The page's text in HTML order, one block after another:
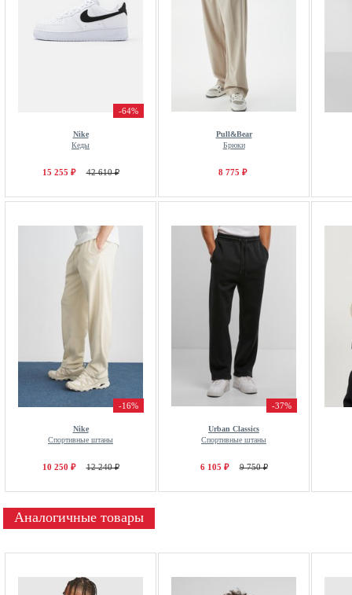
-64%
Nike
Кеды
15 255 ₽ 42 610 ₽
Pull&Bear
Брюки
8 775 ₽
-16%
Nike
Спортивные штаны
10 250 ₽ 12 240 ₽
-37%
Urban Classics
Спортивные штаны
6 105 ₽ 9 750 ₽
Аналогичные товары